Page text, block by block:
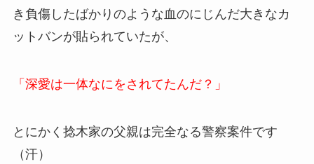
き負傷したばかりのような血のにじんだ大きなカ
ットバンが貼られていたが、
「深愛は一体なにをされてたんだ？」
とにかく捻木家の父親は完全なる警察案件です
（汗）